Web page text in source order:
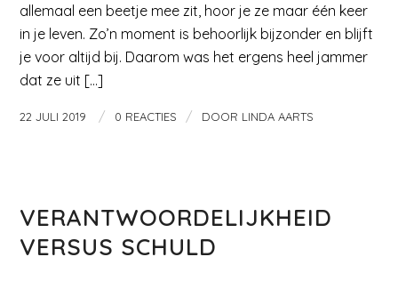
allemaal een beetje mee zit, hoor je ze maar één keer
in je leven. Zo’n moment is behoorlijk bijzonder en blijft
je voor altijd bij. Daarom was het ergens heel jammer
dat ze uit […]
22 JULI 2019 / 0 REACTIES / DOOR LINDA AARTS
VERANTWOORDELIJKHEID
VERSUS SCHULD